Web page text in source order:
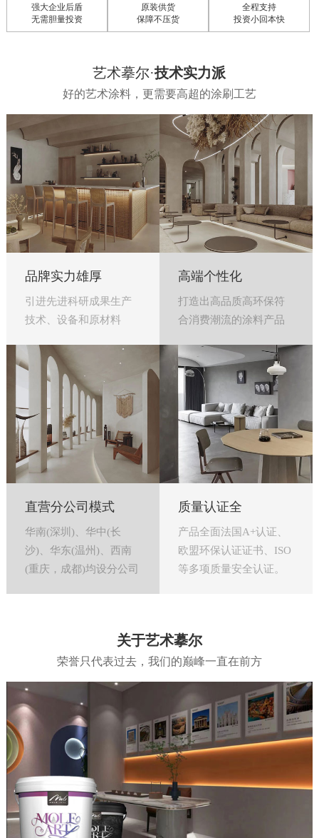
强大企业后盾
无需胆量投资
原装供货
保障不压货
全程支持
投资小回本快
艺术摹尔·技术实力派
好的艺术涂料，更需要高超的涂刷工艺
品牌实力雄厚
引进先进科研成果生产
技术、设备和原材料
高端个性化
打造出高品质高环保符
合消费潮流的涂料产品
直营分公司模式
华南(深圳)、华中(长
沙)、华东(温州)、西南
(重庆，成都)均设分公司
质量认证全
产品全面法国A+认证、
欧盟环保认证证书、ISO
等多项质量安全认证。
关于艺术摹尔
荣誉只代表过去，我们的巅峰一直在前方